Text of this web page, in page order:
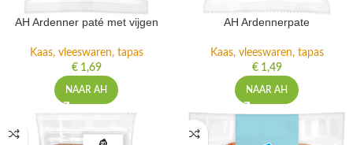
AH Ardenner paté met vijgen
Kaas, vleeswaren, tapas
€1,69
NAAR AH
AH Ardennerpate
Kaas, vleeswaren, tapas
€1,49
NAAR AH